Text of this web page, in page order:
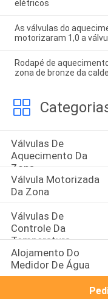
elétricos
As válvulas do
motorizaram 1,0 a
Rodapé de
zona de bronze da
Válvulas De
Aquecimento Da
Zona
Válvula Motorizada
Da Zona
Válvulas De
Controle Da
Temperatura
Alojamento Do
Medidor De Água